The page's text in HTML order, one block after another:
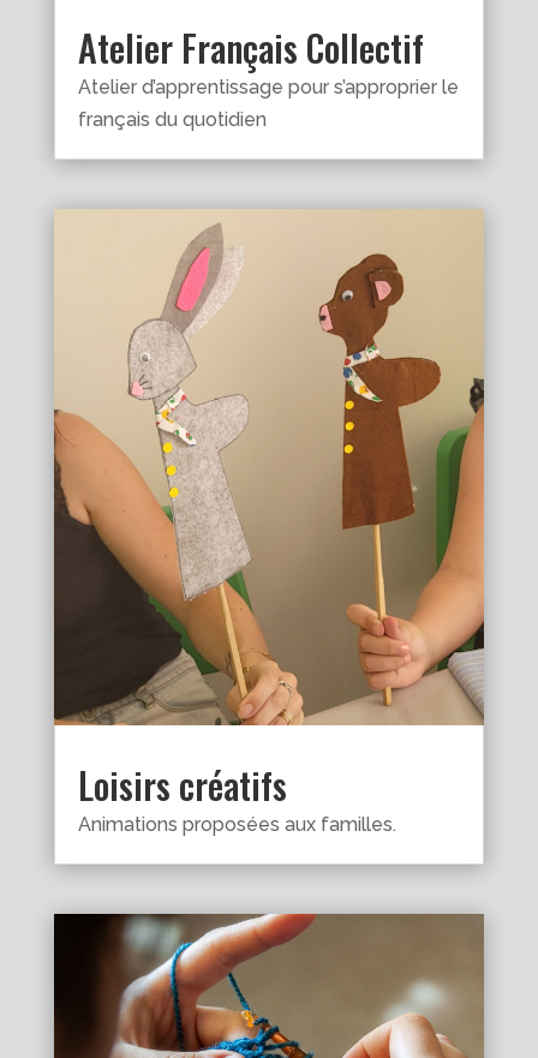
Atelier Français Collectif
Atelier d’apprentissage pour s’approprier le
français du quotidien
Loisirs créatifs
Animations proposées aux familles.